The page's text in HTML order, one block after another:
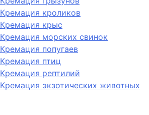
Кремация кроликов
Кремация крыс
Кремация морских свинок
Кремация попугаев
Кремация птиц
Кремация рептилий
Кремация экзотических животных